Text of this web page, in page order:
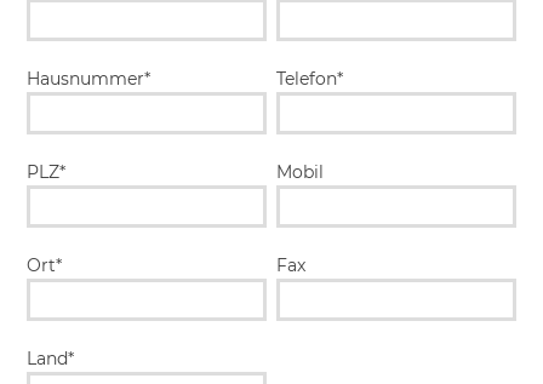
Hausnummer*
PLZ*
Ort*
Land*
Telefon*
Mobil
Fax